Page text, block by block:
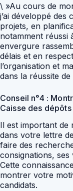
\ »Au cours de
j’ai développé des
projets, en
notamment réussi
envergure
délais et en
l’organisation et
dans la réussite
Conseil n°4 :
Caisse des
Il est important de
dans votre lettre
faire des
consignations, ses
Cette
montrer votre
candidats.